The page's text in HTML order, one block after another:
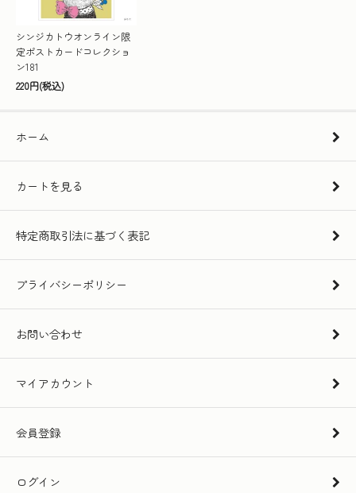
シンジカトウオンライン限
定ポストカードコレクショ
ン181
220円(税込)
ホーム
カートを見る
特定商取引法に基づく表記
プライバシーポリシー
お問い合わせ
マイアカウント
会員登録
ログイン